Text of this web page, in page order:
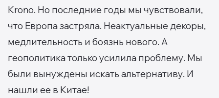
Krono. Но последние годы мы чувствовали,
что Европа застряла. Неактуальные декоры,
медлительность и боязнь нового. А
геополитика только усилила проблему. Мы
были вынуждены искать альтернативу. И
нашли ее в Китае!